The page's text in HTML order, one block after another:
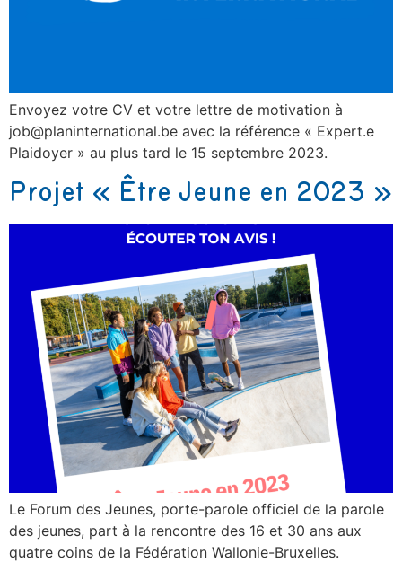
Envoyez votre CV et votre lettre de motivation à
job@planinternational.be avec la référence « Expert.e
Plaidoyer » au plus tard le 15 septembre 2023.
Projet « Être Jeune en 2023 »
Le Forum des Jeunes, porte-parole officiel de la parole
des jeunes, part à la rencontre des 16 et 30 ans aux
quatre coins de la Fédération Wallonie-Bruxelles.